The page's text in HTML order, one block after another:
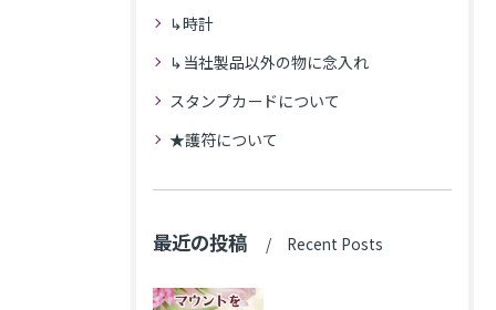
↳時計
↳当社製品以外の物に念入れ
スタンプカードについて
★護符について
最近の投稿 Recent Posts